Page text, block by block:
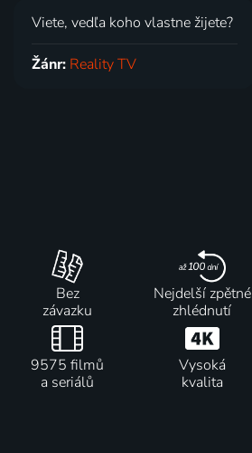
Viete, vedľa koho vlastne žijete?
Žánr: Reality TV
Bez
závazku
Nejdelší zpětné
zhlédnutí
9575 filmů
a seriálů
Vysoká
kvalita